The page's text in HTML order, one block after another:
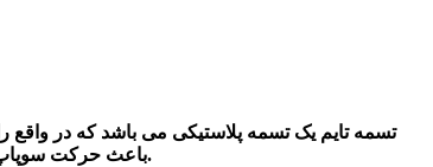
تسمه تایم یک تسمه پلاستیکی می باشد که در
باعث حرکت سوپاپ‌ها می‌گردد. تسمه تایم را باید قسمتی از قطعات موتورهای احتراق داخلی دانست. البته قبل از تسمه تایم از زنجیر تایم در موتور خودروها استفاده می‌شد.